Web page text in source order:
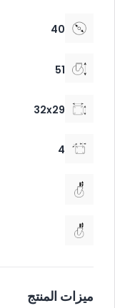
40
51
32x29
4
ميزات المنتج